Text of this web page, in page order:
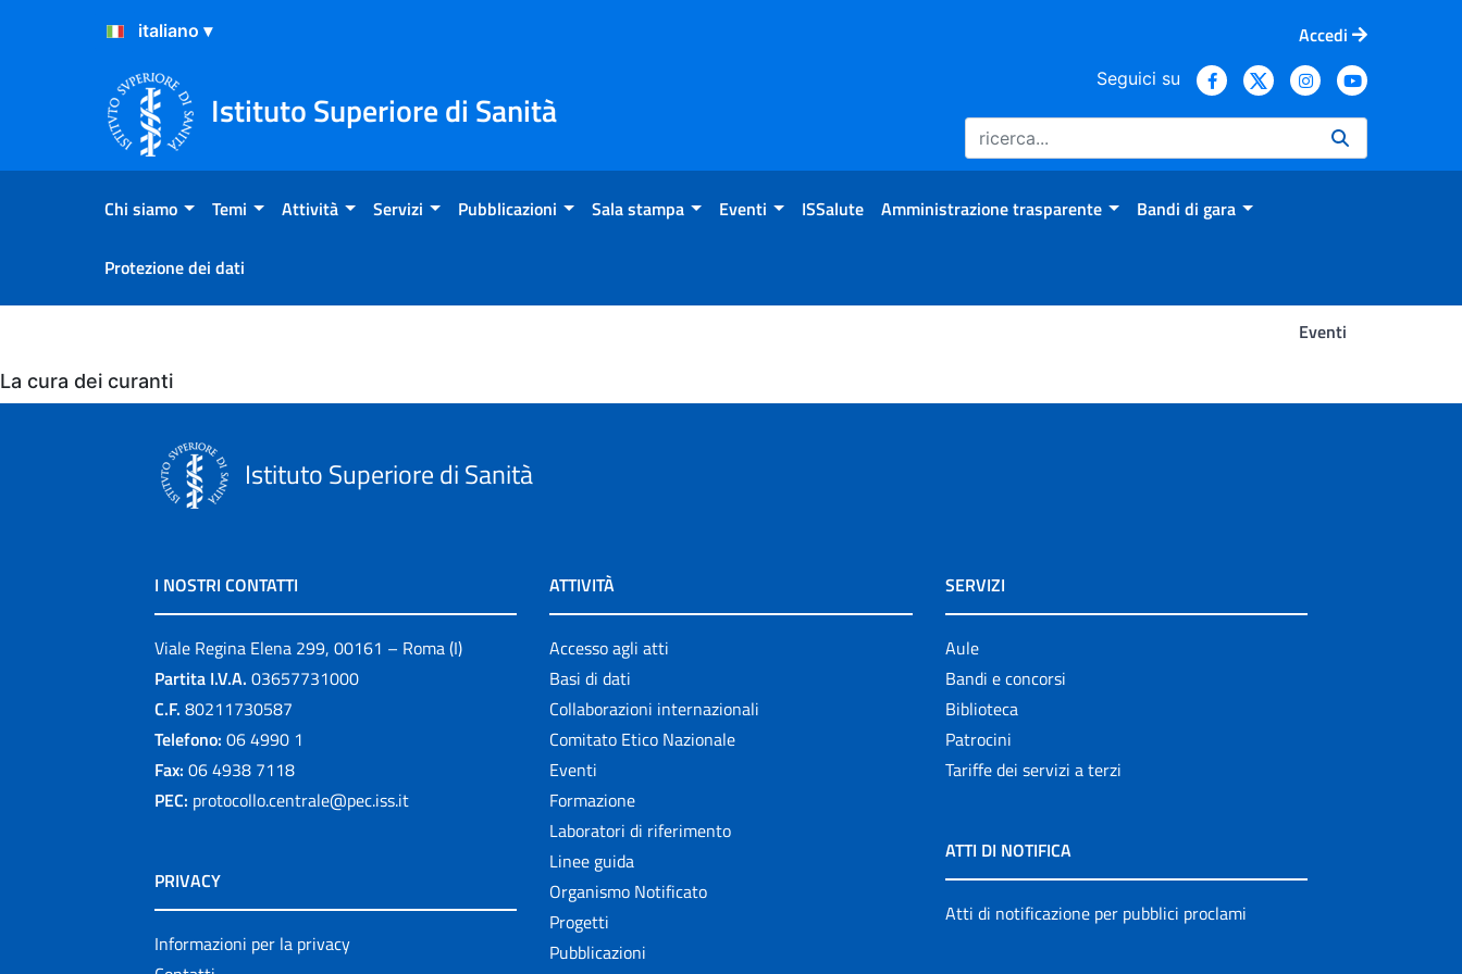
Salta al Contenuto
Salta al Footer
Accedi
Istituto Superiore di Sanità
Seguici su
Chi siamo Temi Attività Servizi Pubblicazioni Sala stampa Eventi ISSalute Amministrazione trasparente Bandi di gara
Protezione dei dati
Eventi
Eventi
La cura dei curanti
Istituto Superiore di Sanità
I NOSTRI CONTATTI
Viale Regina Elena 299, 00161 – Roma (I)
Partita I.V.A. 03657731000
C.F. 80211730587
Telefono: 06 4990 1
Fax: 06 4938 7118
PEC: protocollo.centrale@pec.iss.it
PRIVACY
Informazioni per la privacy
ATTIVITÀ
Accesso agli atti
Basi di dati
Collaborazioni internazionali
Comitato Etico Nazionale
Eventi
Formazione
Laboratori di riferimento
Linee guida
Organismo Notificato
Progetti
Pubblicazioni
SERVIZI
Aule
Bandi e concorsi
Biblioteca
Patrocini
Tariffe dei servizi a terzi
ATTI DI NOTIFICA
Atti di notificazione per pubblici proclami